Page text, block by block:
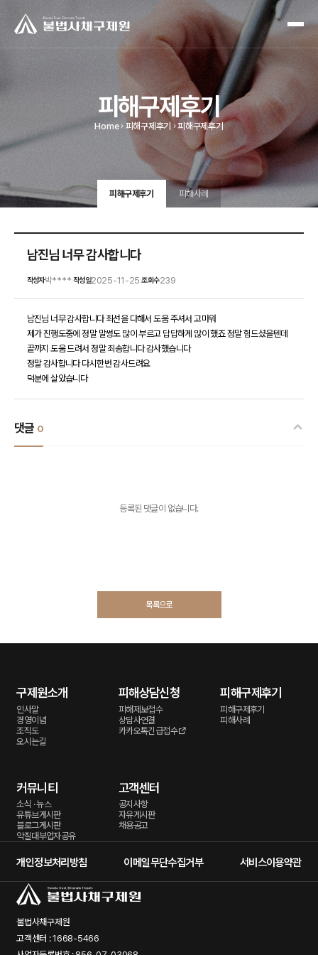
피해구제후기
Home 피해구제후기 피해구제후기
피해구제후기 피해사례
남진님 너무 감사합니다
작성자박**** 작성일2025-11-25 |조회수239
남진님 너무 감사합니다 최선을 다해서 도움 주셔서 고마워
제가 진행도중에 정말 말썽도 많이 부르고 답답하게 많이 했죠 정말 힘드셨을텐데
끝까지 도움 드려서 정말 죄송합니다 감사했습니다
정말 감사합니다 다시한번 감사드려요
덕분에 살았습니다
댓글 0
등록된 댓글이 없습니다.
목록으로
구제원소개
인사말
경영이념
조직도
오시는길
피해상담신청
피해제보접수
상담사연결
카카오톡긴급접수
피해구제후기
피해구제후기
피해사례
커뮤니티
소식 · 뉴스
유튜브게시판
블로그게시판
악질대부업자공유
고객센터
공지사항
자유게시판
채용공고
개인정보처리방침 이메일무단수집거부 서비스이용약관
불법사채구제원
고객센터 : 1668-5466